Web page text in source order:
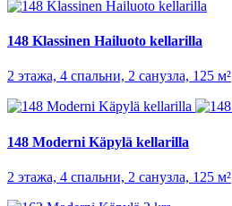
148 Klassinen Hailuoto kellarilla
2 этажа, 4 спальни, 2 санузла, 125 м²
148 Moderni Käpylä kellarilla
2 этажа, 4 спальни, 2 санузла, 125 м²